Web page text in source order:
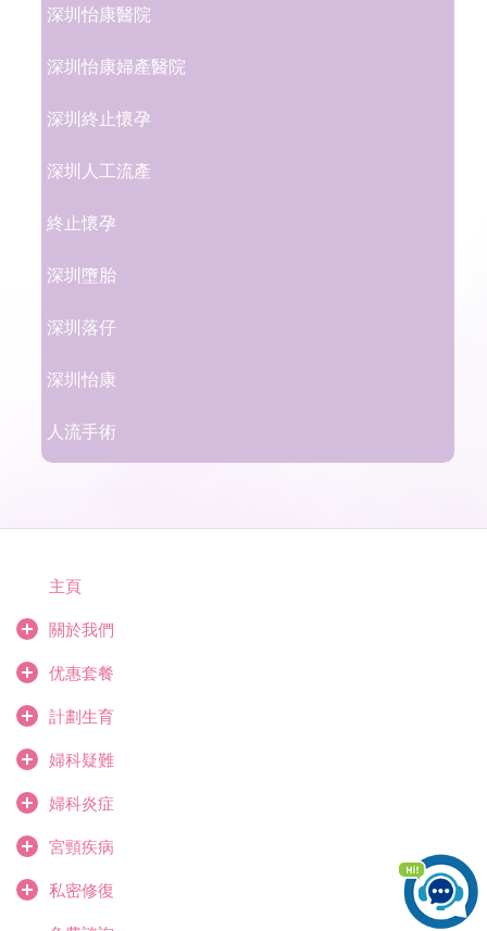
深圳怡康醫院
深圳怡康婦產醫院
深圳終止懷孕
深圳人工流產
終止懷孕
深圳墮胎
深圳落仔
深圳怡康
人流手術
主頁
關於我們
优惠套餐
計劃生育
婦科疑難
婦科炎症
宮頸疾病
私密修復